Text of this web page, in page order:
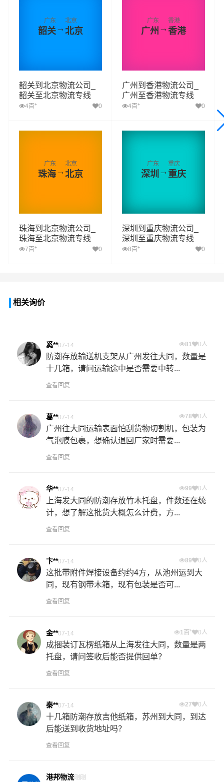
广东
韶关→
北京
北京
韶关到北京物流公司_
韶关至北京物流专线
4百 + 0
广东
广州 →
香港
香港
广州到香港物流公司_
广州至香港物流专线
4百 + 0
广东
珠海→
北京
北京
珠海到北京物流公司_
珠海至北京物流专线
7百 + 0
广东
深圳→
重庆
重庆
深圳到重庆物流公司_
深圳至重庆物流专线
8百 + 0
相关询价
奚**07-14 81 0人
防潮存放输送机支架从广州发往大同，数量是
十几箱，请问运输途中是否需要中转...
查看回复
葛**07-14 78 0人
广州往大同运输表面怕刮货物切割机，包装为
气泡膜包裹，想确认退回厂家时需要...
查看回复
华**07-14 99 0人
上海发大同的防潮存放竹木托盘，件数还在统
计，想了解这批货大概怎么计费，方...
查看回复
卞**07-14 89 0人
这批带附件焊接设备约约4方，从池州运到大
同，现有钢带木箱，现有包装是否可...
查看回复
金**07-14 1百+ 0人
成捆装订瓦楞纸箱从上海发往大同，数量是两
托盘，请问签收后能否提供回单？
查看回复
秦**07-14 27 0人
十几箱防潮存放吉他纸箱，苏州到大同，到达
后能送到收货地址吗？
查看回复
港邦物流刚刚